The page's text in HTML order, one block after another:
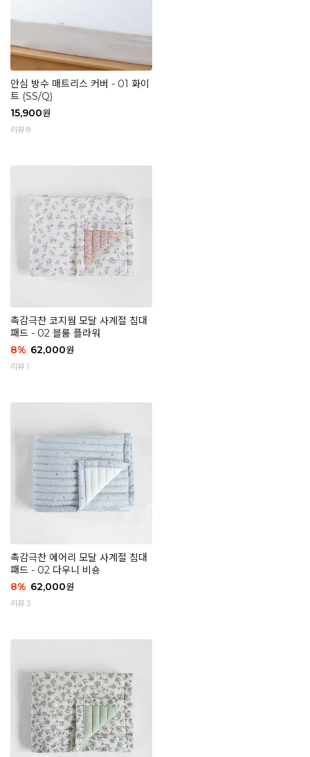
안심 방수 매트리스 커버 - 01 화이
트 (SS/Q)
15,900원
리뷰 8
촉감극찬 코지웜 모달 사계절 침대
패드 - 02 블룸 플라워
8% 62,000원
리뷰 1
촉감극찬 에어리 모달 사계절 침대
패드 - 02 다우니 비숑
8% 62,000원
리뷰 3